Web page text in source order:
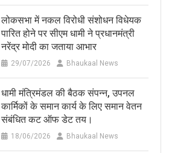
लोकसभा में नकल विरोधी संशोधन विधेयक
पारित होने पर सीएम धामी ने प्रधानमंत्री
नरेंद्र मोदी का जताया आभार
29/07/2026 Bhaukaal News
धामी मंत्रिमंडल की बैठक संपन्न, उपनल
कार्मिकों के समान कार्य के लिए समान वेतन
संबंधित कट ऑफ डेट तय।
18/06/2026 Bhaukaal News